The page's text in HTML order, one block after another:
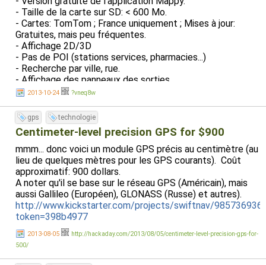
- Taille de la carte sur SD: < 600 Mo.
- Cartes: TomTom ; France uniquement ; Mises à jour:
Gratuites, mais peu fréquentes.
- Affichage 2D/3D
- Pas de POI (stations services, pharmacies...)
- Recherche par ville, rue.
- Affichage des panneaux des sorties.
⚫ Navit:
- Application opensource et gratuite.
- Taille sur SD: 2,57 Go pour la France entière, mais vous
pouvez ne télécharger que la zone qui vous intéresse
(région ou ville). (Par exemple, si vous prenez l'Alsace
seule, ça ne fait que 226 Mo)
- Cartes: OpenStreetMaps ; Monde entier ; Mises à jour:
Gratuites et fréquentes.
- Affichage 2D/3D
- Contient tous les POI (stations services, institutions,
gendarmerie, offices de tourisme, hôtels, pharmacies,
distributeurs de billets, restaurants...)
- Recherche par ville, rue.
2013-10-24 ?vneq8w
gps technologie
Centimeter-level precision GPS for $900
mmm... donc voici un module GPS précis au centimètre (au
lieu de quelques mètres pour les GPS courants). Coût
approximatif: 900 dollars.
A noter qu'il se base sur le réseau GPS (Américain), mais
aussi Gallileo (Européen), GLONASS (Russe) et autres).
http://www.kickstarter.com/projects/swiftnav/
token=398b4977
2013-08-05
http://hackaday.com/2013/08/05/centimeter-level-precision-gps-for-
500/